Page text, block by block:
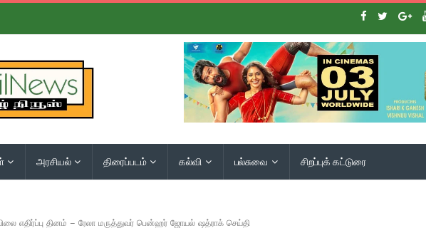
அரசியல் திரைப்படம் கல்வி பல்சுவை சிறப்புக் கட்டுரை
எதிர்ப்பு தினம் – ரேலா மருத்துவர் பென்ஹர் ஜோயல் ஷத்ராக் செய்தி